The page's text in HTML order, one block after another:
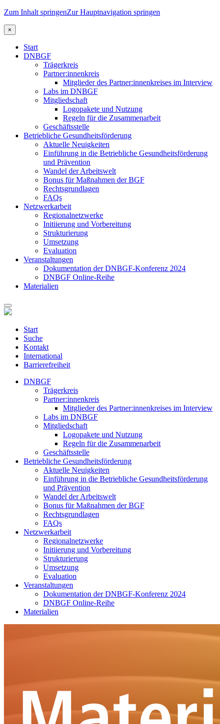
Zum Inhalt springenZur Hauptnavigation springen
×
Start
DNBGF
Trägerkreis
Partner:innenkreis
Mitglieder des Partner:innenkreises im Interview
Labs im DNBGF
Mitgliedschaft
Logopakete und Nutzung
Regeln für die Zusammenarbeit
Geschäftsstelle
Betriebliche Gesundheitsförderung
Aktuelle Neuigkeiten
Einführung in die Betriebliche Gesundheitsförderung
und Prävention
Wandel der Arbeitswelt
Bonus für Maßnahmen der BGF
Rechtsgrundlagen
FAQs
Netzwerkarbeit
Regionalnetzwerke
Initiierung und Vorbereitung
Strukturierung
Umsetzung
Evaluation
Veranstaltungen
Dokumentation der DNBGF-Konferenz 2024
DNBGF Online-Reihe
Materialien
Start
Suche
Kontakt
International
Barrierefreiheit
DNBGF
Trägerkreis
Partner:innenkreis
Mitglieder des Partner:innenkreises im Interview
Labs im DNBGF
Mitgliedschaft
Logopakete und Nutzung
Regeln für die Zusammenarbeit
Geschäftsstelle
Betriebliche Gesundheitsförderung
Aktuelle Neuigkeiten
Einführung in die Betriebliche Gesundheitsförderung
und Prävention
Wandel der Arbeitswelt
Bonus für Maßnahmen der BGF
Rechtsgrundlagen
FAQs
Netzwerkarbeit
Regionalnetzwerke
Initiierung und Vorbereitung
Strukturierung
Umsetzung
Evaluation
Veranstaltungen
Dokumentation der DNBGF-Konferenz 2024
DNBGF Online-Reihe
Materialien